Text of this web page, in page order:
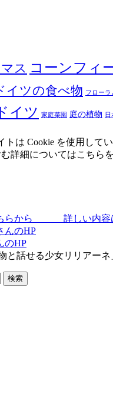
ス コーンフィ
イツの食べ物 フローラ
イツ 家庭菜園 庭の植物 日
トは Cookie を使用して
詳細についてはこちら
詳しい内容は
んのHP
のHP
と話せる少女リリアーネ